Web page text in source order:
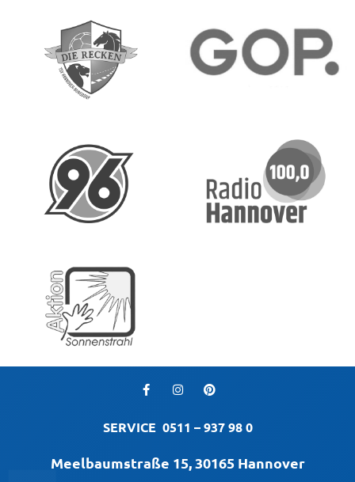
SERVICE 0511 – 937 98 0
Meelbaumstraße 15, 30165 Hannover